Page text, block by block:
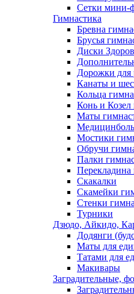
Сетки мини-
Гимнастика
Бревна
Брусья
Диски
Дорожки для
Канаты и
Кольца
Конь и Козел
Маты
Мостики
Обручи
Палки
Перекладина
Скакалки
Скамейки
Стенки
Турники
Дзюдо, Айкидо,
Додянги
Маты для
Татами для
Макивары
Заградительные,